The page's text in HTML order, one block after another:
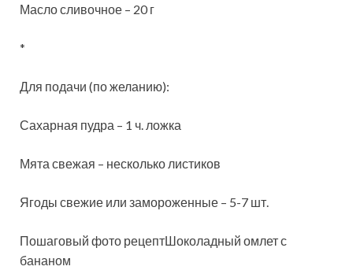
Масло сливочное – 20 г
*
Для подачи (по желанию):
Сахарная пудра – 1 ч. ложка
Мята свежая – несколько листиков
Ягоды свежие или замороженные – 5-7 шт.
Пошаговый фото рецептШоколадный омлет с
бананом